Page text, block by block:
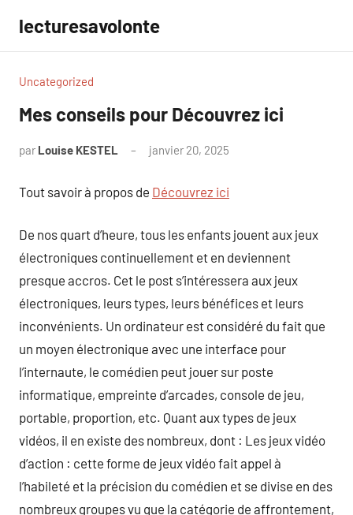
contenu
lecturesavolonte
Uncategorized
Mes conseils pour Découvrez ici
par Louise KESTEL janvier 20, 2025
Tout savoir à propos de Découvrez ici
De nos quart d’heure, tous les enfants jouent aux jeux
électroniques continuellement et en deviennent
presque accros. Cet le post s’intéressera aux jeux
électroniques, leurs types, leurs bénéfices et leurs
inconvénients. Un ordinateur est considéré du fait que
un moyen électronique avec une interface pour
l’internaute, le comédien peut jouer sur poste
informatique, empreinte d’arcades, console de jeu,
portable, proportion, etc. Quant aux types de jeux
vidéos, il en existe des nombreux, dont : Les jeux vidéo
d’action : cette forme de jeux vidéo fait appel à
l’habileté et la précision du comédien et se divise en des
nombreux groupes vu que la catégorie de affrontement,